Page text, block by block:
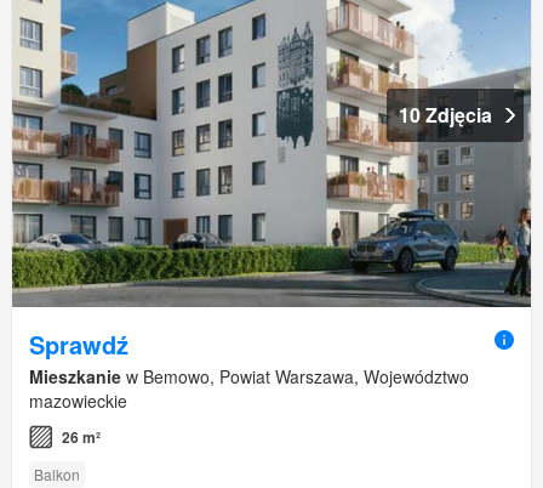
10 Zdjęcia
Sprawdź
Mieszkanie w Bemowo, Powiat Warszawa, Województwo
mazowieckie
26 m²
Balkon